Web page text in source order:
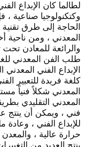
لطالما كان الإبداع
وكتكنولوجيا صناعية ،
الحاجة إلى طرق
المعدني ، ومن ناحية
والرائعة للمعادن تحت
طلب الفن المعدني
الإبداع الفني المعدني
كلغة فريدة للتعبير
المعدني شكلاً فنياً
المعدني التقليدي
فني ، ويمكن أن ينتج
للإبداع الفني ،
حرارة عالية ،